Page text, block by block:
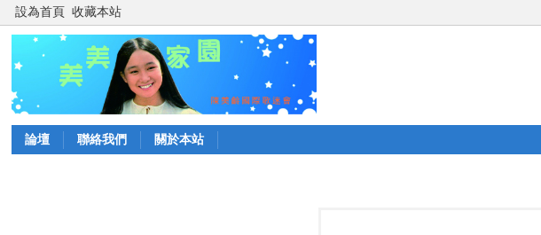
設為首頁 收藏本站
論壇 聯絡我們 關於本站